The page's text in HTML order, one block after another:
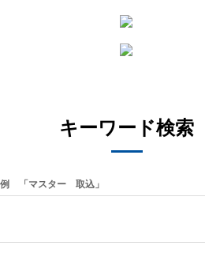
キーワード検索
例 「マスター 取込」